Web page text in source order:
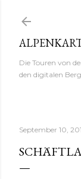
Die Touren von
den digitalen
September 10,